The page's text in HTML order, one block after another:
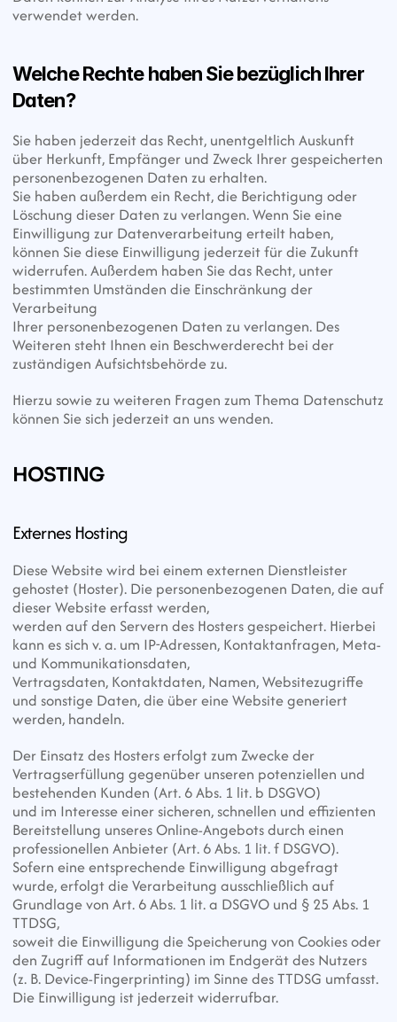
verwendet werden.
Welche Rechte haben Sie bezüglich Ihrer
Daten?
Sie haben jederzeit das Recht, unentgeltlich Auskunft
über Herkunft, Empfänger und Zweck Ihrer gespeicherten
personenbezogenen Daten zu erhalten.
Sie haben außerdem ein Recht, die Berichtigung oder
Löschung dieser Daten zu verlangen. Wenn Sie eine
Einwilligung zur Datenverarbeitung erteilt haben,
können Sie diese Einwilligung jederzeit für die Zukunft
widerrufen. Außerdem haben Sie das Recht, unter
bestimmten Umständen die Einschränkung der
Verarbeitung
Ihrer personenbezogenen Daten zu verlangen. Des
Weiteren steht Ihnen ein Beschwerderecht bei der
zuständigen Aufsichtsbehörde zu.
Hierzu sowie zu weiteren Fragen zum Thema Datenschutz
können Sie sich jederzeit an uns wenden.
HOSTING
Externes Hosting
Diese Website wird bei einem externen Dienstleister
gehostet (Hoster). Die personenbezogenen Daten, die auf
dieser Website erfasst werden,
werden auf den Servern des Hosters gespeichert. Hierbei
kann es sich v. a. um IP-Adressen, Kontaktanfragen, Meta-
und Kommunikationsdaten,
Vertragsdaten, Kontaktdaten, Namen, Websitezugriffe
und sonstige Daten, die über eine Website generiert
werden, handeln.
Der Einsatz des Hosters erfolgt zum Zwecke der
Vertragserfüllung gegenüber unseren potenziellen und
bestehenden Kunden (Art. 6 Abs. 1 lit. b DSGVO)
und im Interesse einer sicheren, schnellen und effizienten
Bereitstellung unseres Online-Angebots durch einen
professionellen Anbieter (Art. 6 Abs. 1 lit. f DSGVO).
Sofern eine entsprechende Einwilligung abgefragt
wurde, erfolgt die Verarbeitung ausschließlich auf
Grundlage von Art. 6 Abs. 1 lit. a DSGVO und § 25 Abs. 1
TTDSG,
soweit die Einwilligung die Speicherung von Cookies oder
den Zugriff auf Informationen im Endgerät des Nutzers
(z. B. Device-Fingerprinting) im Sinne des TTDSG umfasst.
Die Einwilligung ist jederzeit widerrufbar.